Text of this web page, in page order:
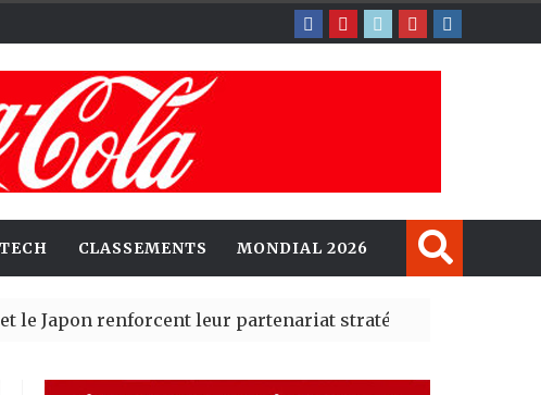
TECH CLASSEMENTS MONDIAL 2026
renforcent leur partenariat stratégique avec un cap sur